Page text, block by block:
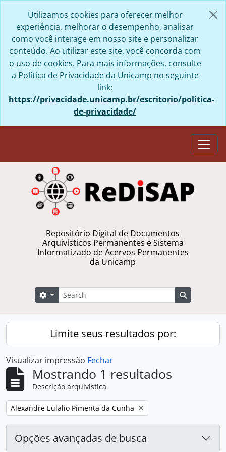
Utilizamos cookies para oferecer melhor
experiência, melhorar o desempenho, analisar
como você interage em nosso site e personalizar
conteúdo. Ao utilizar este site, você concorda com
o uso de cookies. Para mais informações, consulte
a Política de Privacidade da Unicamp no seguinte
link:
https://privacidade.unicamp.br/escritorio/politica-
de-privacidade/
Repositório Digital de Documentos
Arquivísticos Permanentes e Sistema
Informatizado de Acervos Permanentes
da Unicamp
Buscar
Opções de busca
Limite seus resultados por:
Visualizar impressão Fechar
Mostrando 1 resultados
Descrição arquivística
Remover filtro:
Alexandre Eulalio Pimenta da Cunha
Opções avançadas de busca